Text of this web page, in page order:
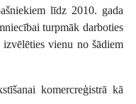
līdz 2010. gada
turpmāk darboties
vienu no šādiem
komercreģistrā kā